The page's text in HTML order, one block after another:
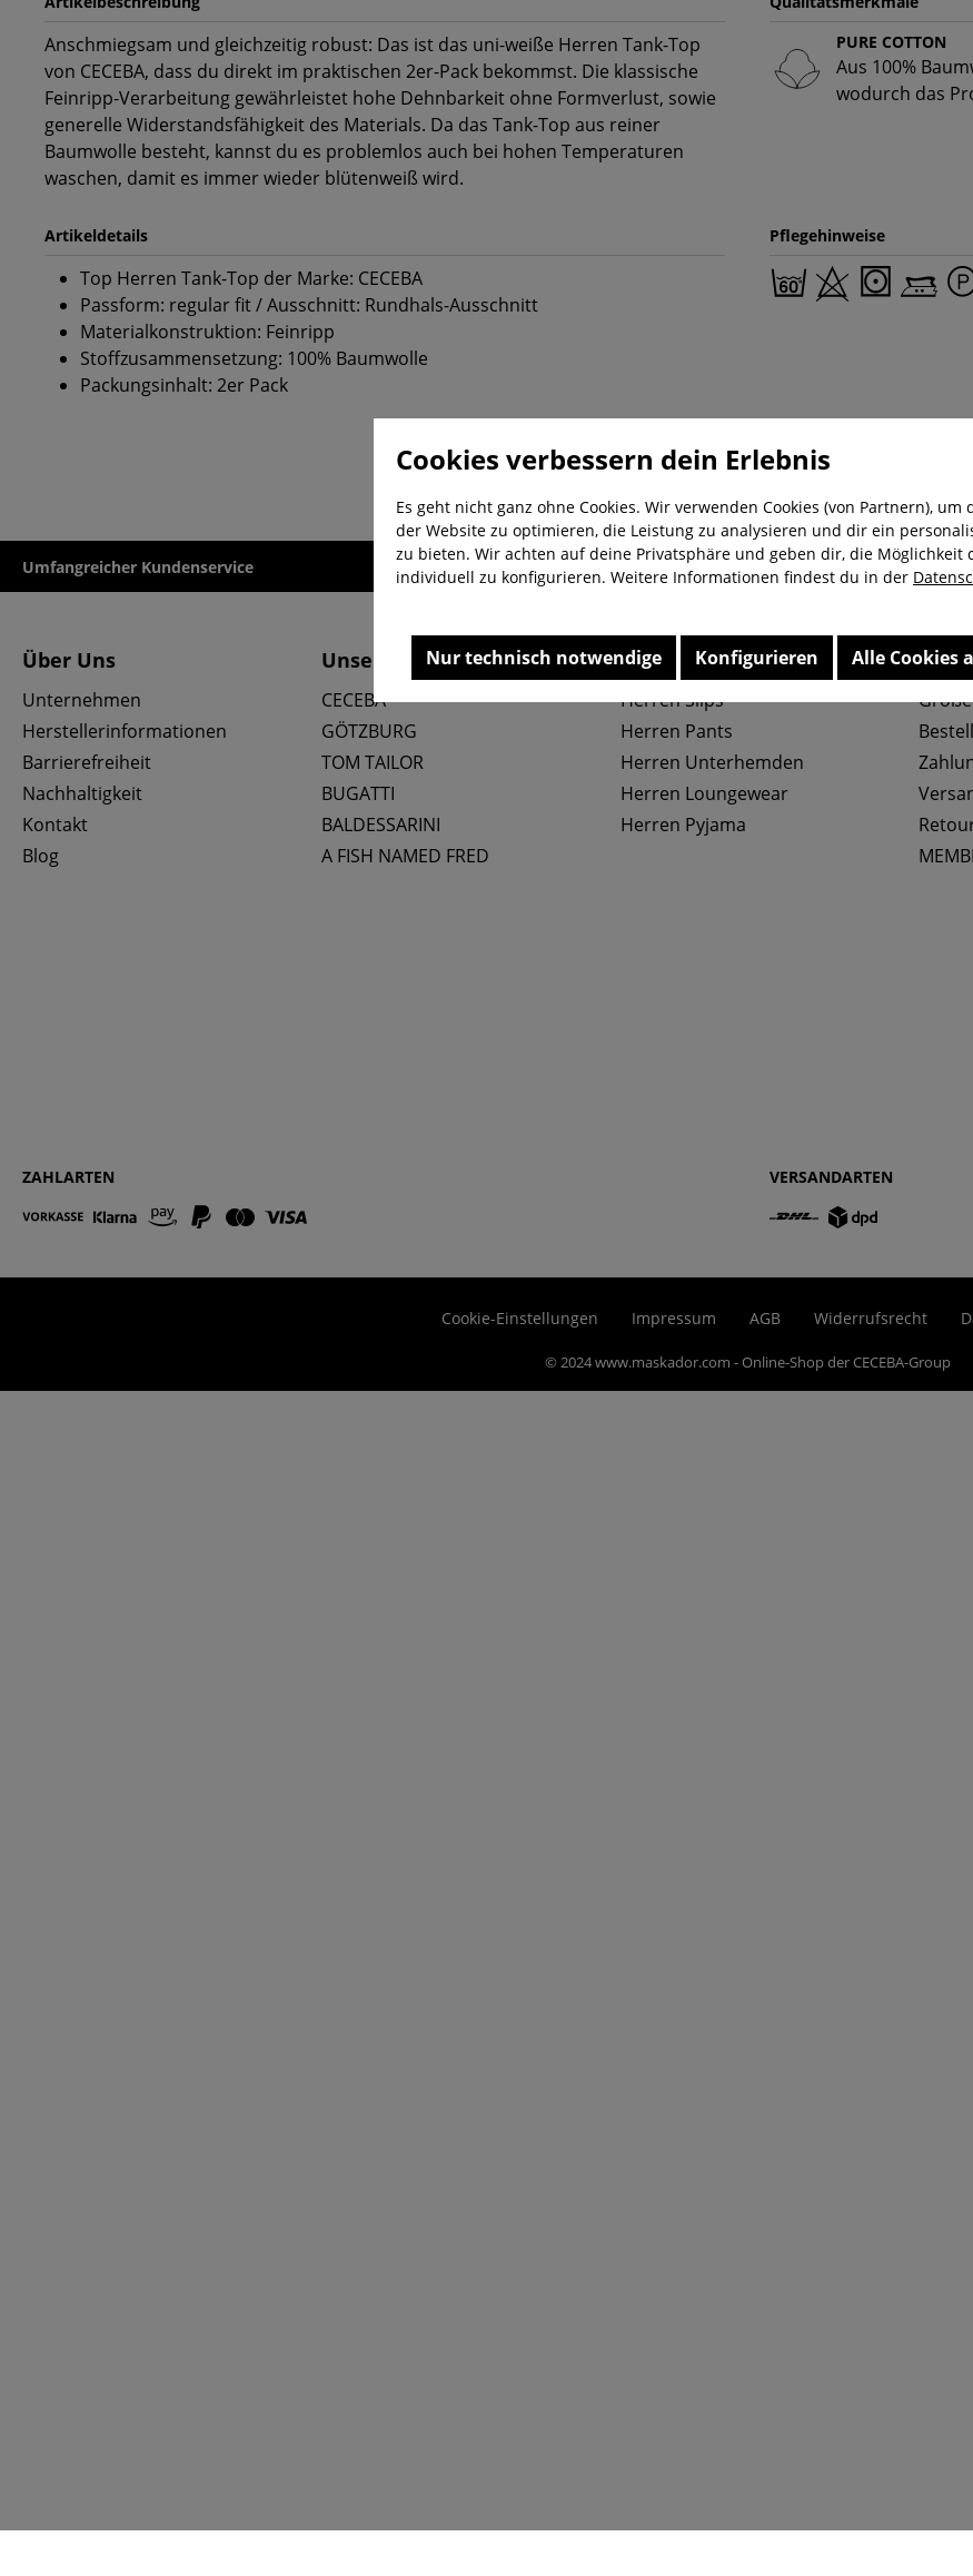
Anschmiegsam und gleichzeitig robust: Das ist das uni-weiße Herren Tank-Top
von CECEBA, dass du direkt im praktischen 2er-Pack bekommst. Die klassische
Feinripp-Verarbeitung gewährleistet hohe Dehnbarkeit ohne Formverlust, sowie
generelle Widerstandsfähigkeit des Materials. Da das Tank-Top aus reiner
Baumwolle besteht, kannst du es problemlos auch bei hohen Temperaturen
waschen, damit es immer wieder blütenweiß wird.
PURE COTTON
Aus 100%
wodurch das
Artikeldetails
Top Herren Tank-Top der Marke: CECEBA
Passform: regular fit / Ausschnitt: Rundhals-Ausschnitt
Materialkonstruktion: Feinripp
Stoffzusammensetzung: 100% Baumwolle
Packungsinhalt: 2er Pack
Pflegehinweise
Umfangreicher Kundenservice Kauf auf Rechnung Kostenloser Versand ab 29,-€
Über Uns
Unternehmen
Herstellerinformationen
Barrierefreiheit
Nachhaltigkeit
Kontakt
Blog
Unsere Marken
CECEBA
GÖTZBURG
TOM TAILOR
BUGATTI
BALDESSARINI
A FISH NAMED FRED
Top Kategorien
Herren Slips
Herren Pants
Herren Unterhemden
Herren Loungewear
Herren Pyjama
ZAHLARTEN VERSANDARTEN
Cookie-Einstellungen Impressum AGB Widerrufsrecht
© 2024 www.maskador.com - Online-Shop der CECEBA-Group
Cookies verbessern dein Erlebnis
Es geht nicht ganz ohne Cookies. Wir verwenden Cookies (von Partnern), um
der Website zu optimieren, die Leistung zu analysieren und dir ein
zu bieten. Wir achten auf deine Privatsphäre und geben dir, die Möglichkeit
individuell zu konfigurieren. Weitere Informationen findest du in der
Nur technisch notwendige Konfigurieren Alle Cookies